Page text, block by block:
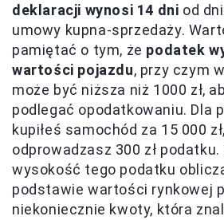
deklaracji wynosi 14 dni od
umowy kupna-sprzedaży.
pamiętać o tym, że podatek
wartości pojazdu, przy czym
może być niższa niż 1000 zł,
podlegać opodatkowaniu. Dla
kupiłeś samochód za 15 000
odprowadzasz 300 zł podatku.
wysokość tego podatku
podstawie wartości rynkowej
niekoniecznie kwoty, która